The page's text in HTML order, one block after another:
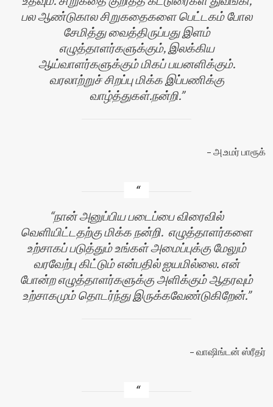
பல ஆண்டுகால சிறுகதைகளை பெட்டகம் போல
சேமித்து வைத்திருப்பது இளம்
எழுத்தாளர்களுக்கும், இலக்கிய
ஆய்வாளர்களுக்கும் மிகப் பயனளிக்கும்.
வரலாற்றுச் சிறப்பு மிக்க இப்பணிக்கு
வாழ்த்துகள்.நன்றி.
அ.உமர் பாரூக்
நான் அனுப்பிய படைப்பை விரைவில்
வெளியிட்டதற்கு மிக்க நன்றி. எழுத்தாளர்களை
உற்சாகப் படுத்தும் உங்கள் அமைப்புக்கு மேலும்
வரவேற்பு கிட்டும் என்பதில் ஐயமில்லை. என்
போன்ற எழுத்தாளர்களுக்கு அளிக்கும் ஆதரவும்
உற்சாகமும் தொடர்ந்து இருக்கவேண்டுகிறேன்.
வாஷிங்டன் ஸ்ரீதர்